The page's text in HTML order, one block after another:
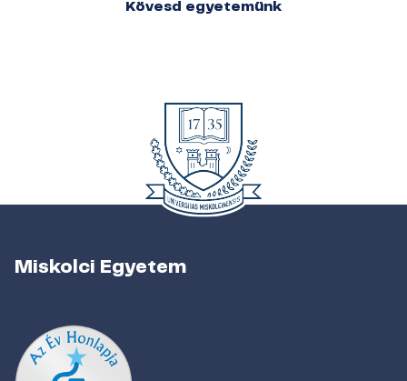
Kövesd egyetemünk
Miskolci Egyetem